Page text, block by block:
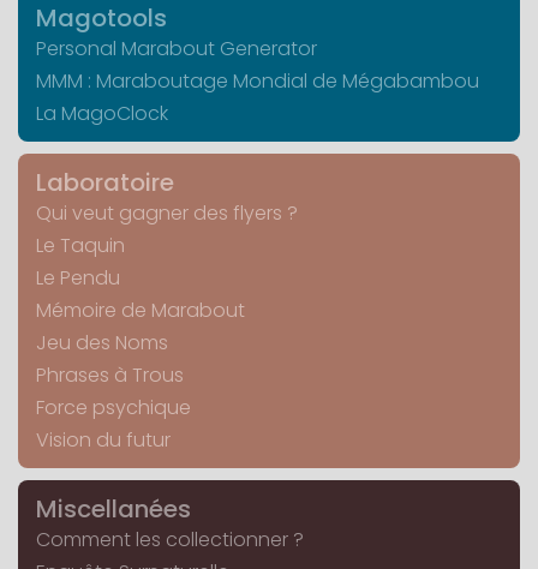
Magotools
Personal Marabout Generator
MMM : Maraboutage Mondial de Mégabambou
La MagoClock
Laboratoire
Qui veut gagner des flyers ?
Le Taquin
Le Pendu
Mémoire de Marabout
Jeu des Noms
Phrases à Trous
Force psychique
Vision du futur
Miscellanées
Comment les collectionner ?